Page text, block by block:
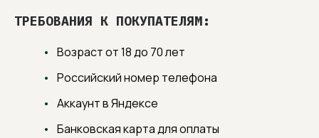
ТРЕБОВАНИЯ К ПОКУПАТЕЛЯМ:
Возраст от 18 до 70 лет
Российский номер телефона
Аккаунт в Яндексе
Банковская карта для оплаты